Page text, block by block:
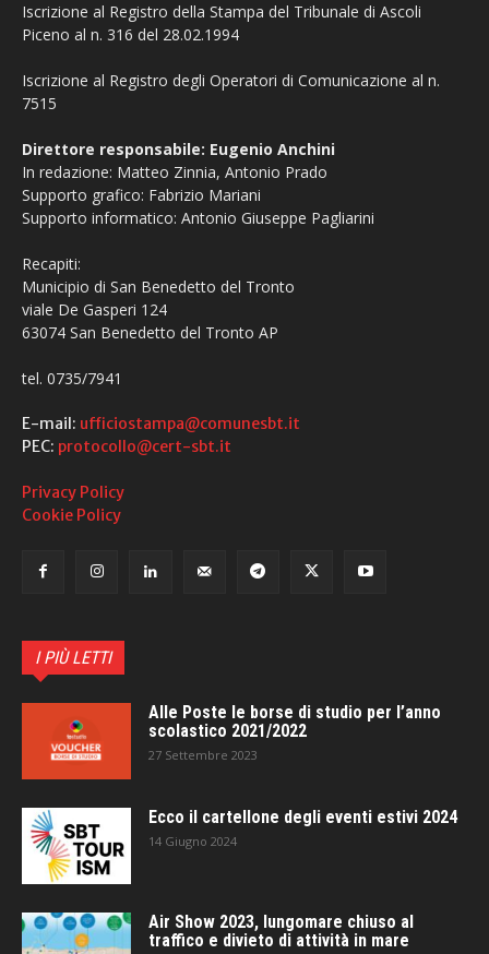
Iscrizione al Registro della Stampa del Tribunale di Ascoli
Piceno al n. 316 del 28.02.1994
Iscrizione al Registro degli Operatori di Comunicazione al n.
7515
Direttore responsabile: Eugenio Anchini
In redazione: Matteo Zinnia, Antonio Prado
Supporto grafico: Fabrizio Mariani
Supporto informatico: Antonio Giuseppe Pagliarini
Recapiti:
Municipio di San Benedetto del Tronto
viale De Gasperi 124
63074 San Benedetto del Tronto AP
tel. 0735/7941
E-mail: ufficiostampa@comunesbt.it
PEC: protocollo@cert-sbt.it
Privacy Policy
Cookie Policy
I PIÙ LETTI
Alle Poste le borse di studio per l’anno
scolastico 2021/2022
27 Settembre 2023
Ecco il cartellone degli eventi estivi 2024
14 Giugno 2024
Air Show 2023, lungomare chiuso al
traffico e divieto di attività in mare